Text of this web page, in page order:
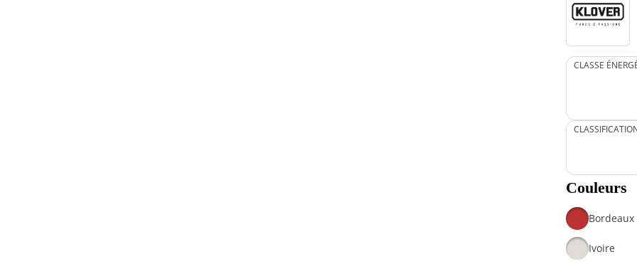
CLASSE
Couleurs
Bordeaux
Ivoire